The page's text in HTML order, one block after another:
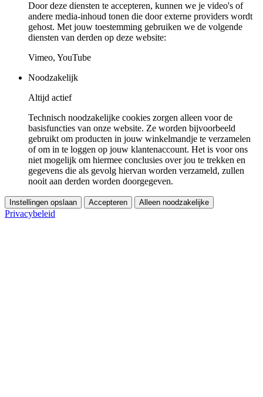
Door deze diensten te accepteren, kunnen we je video's of
andere media-inhoud tonen die door externe providers wordt
gehost. Met jouw toestemming gebruiken we de volgende
diensten van derden op deze website:
Vimeo, YouTube
Noodzakelijk
Altijd actief
Technisch noodzakelijke cookies zorgen alleen voor de
basisfuncties van onze website. Ze worden bijvoorbeeld
gebruikt om producten in jouw winkelmandje te verzamelen
of om in te loggen op jouw klantenaccount. Het is voor ons
niet mogelijk om hiermee conclusies over jou te trekken en
gegevens die als gevolg hiervan worden verzameld, zullen
nooit aan derden worden doorgegeven.
Instellingen opslaan Accepteren Alleen noodzakelijke
Privacybeleid